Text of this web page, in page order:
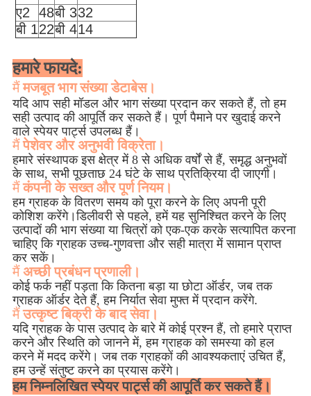
ए2 48बी 332
बी 122बी 414
हमारे फायदे:
मैं मजबूत भाग संख्या डेटाबेस।
यदि आप सही मॉडल और भाग संख्या प्रदान कर सकते हैं, तो हम
सही उत्पाद की आपूर्ति कर सकते हैं। पूर्ण पैमाने पर खुदाई करने
वाले स्पेयर पार्ट्स उपलब्ध हैं।
मैं पेशेवर और अनुभवी विक्रेता।
हमारे संस्थापक इस क्षेत्र में 8 से अधिक वर्षों से हैं, समृद्ध अनुभवों
के साथ, सभी पूछताछ 24 घंटे के साथ प्रतिक्रिया दी जाएगी।
मैं कंपनी के सख्त और पूर्ण नियम।
हम ग्राहक के वितरण समय को पूरा करने के लिए अपनी पूरी
कोशिश करेंगे।डिलीवरी से पहले, हमें यह सुनिश्चित करने के लिए
उत्पादों की भाग संख्या या चित्रों को एक-एक करके सत्यापित करना
चाहिए कि ग्राहक उच्च-गुणवत्ता और सही मात्रा में सामान प्राप्त
कर सकें।
मैं अच्छी प्रबंधन प्रणाली।
कोई फर्क नहीं पड़ता कि कितना बड़ा या छोटा ऑर्डर, जब तक
ग्राहक ऑर्डर देते हैं, हम निर्यात सेवा मुफ्त में प्रदान करेंगे.
मैं उत्कृष्ट बिक्री के बाद सेवा।
यदि ग्राहक के पास उत्पाद के बारे में कोई प्रश्न हैं, तो हमारे प्राप्त
करने और स्थिति को जानने में, हम ग्राहक को समस्या को हल
करने में मदद करेंगे। जब तक ग्राहकों की आवश्यकताएं उचित हैं,
हम उन्हें संतुष्ट करने का प्रयास करेंगे।
हम निम्नलिखित स्पेयर पार्ट्स की आपूर्ति कर सकते हैं।